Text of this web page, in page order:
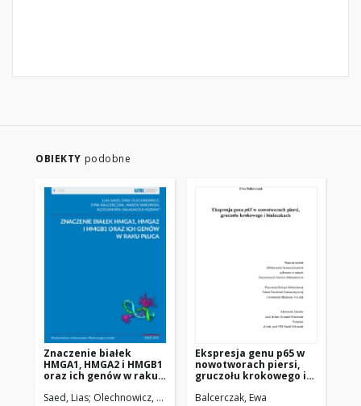
OBIEKTY podobne
Znaczenie białek
HMGA1, HMGA2 i HMGB1
oraz ich genów w raku
Saed, Lias Olechnowicz, Ewa Balcerczak, Ewa Mirowski, Marek
Ekspresja genu p65 w
nowotworach piersi,
gruczołu krokowego i
Balcerczak, Ewa